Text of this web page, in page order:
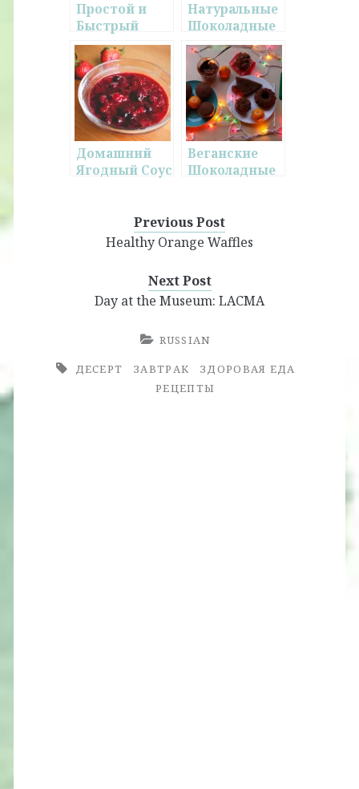
Простой и
Быстрый
Пудинг из
Семян Чиа
Натуральные
Шоколадные
Конфеты
Домашний
Ягодный Соус
Веганские
Шоколадные
Previous Post
Healthy Orange Waffles
Next Post
Day at the Museum: LACMA
RUSSIAN
ДЕСЕРТ
ЗАВТРАК
ЗДОРОВАЯ ЕДА
РЕЦЕПТЫ